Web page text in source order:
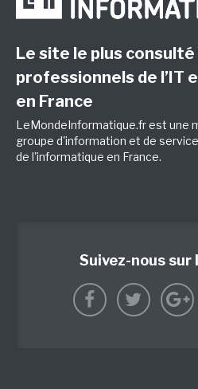
Le site le plus consulté
professionnels de l’IT
en France
LeMondeInformatique.fr est une
groupe d'information et de
de l'informatique en France.
Suivez-nous sur